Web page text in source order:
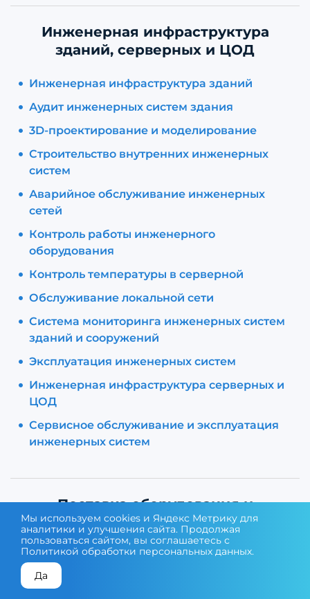
Инженерная инфраструктура
зданий, серверных и ЦОД
Инженерная инфраструктура зданий
Аудит инженерных систем здания
3D-проектирование и моделирование
Строительство внутренних инженерных
систем
Аварийное обслуживание инженерных
сетей
Контроль работы инженерного
оборудования
Контроль температуры в серверной
Обслуживание локальной сети
Система мониторинга инженерных систем
зданий и сооружений
Эксплуатация инженерных систем
Инженерная инфраструктура серверных и
ЦОД
Сервисное обслуживание и эксплуатация
инженерных систем
Поставка оборудования и
программного обеспечения
Подбор оборудования и ПО
Популярные вопросы
КОНСУЛЬТАЦИЯ ЭКСПЕРТА
Мы используем cookies и Яндекс Метрику для
аналитики и улучшения сайта. Продолжая
пользоваться сайтом, вы соглашаетесь с
Политикой обработки персональных данных.
Да